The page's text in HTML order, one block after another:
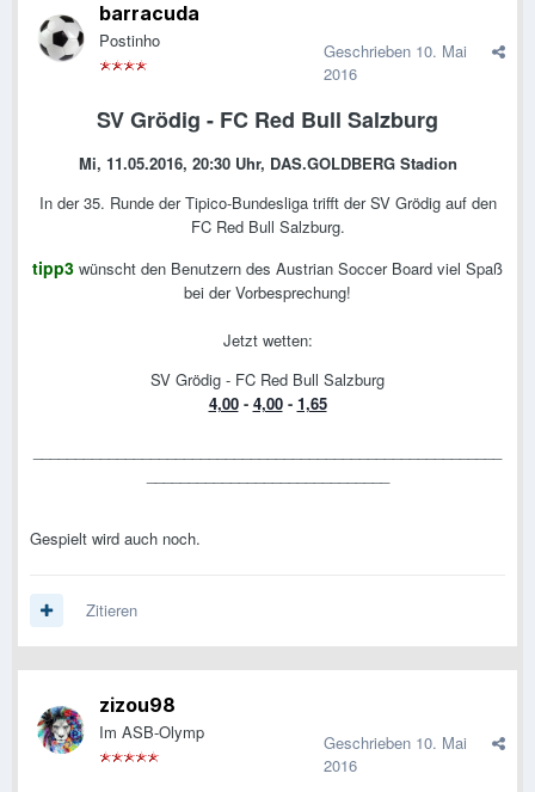
barracuda
Postinho Geschrieben 10. Mai
2016
SV Grödig - FC Red Bull Salzburg
Mi, 11.05.2016, 20:30 Uhr, DAS.GOLDBERG Stadion
In der 35. Runde der Tipico-Bundesliga trifft der SV Grödig auf den
FC Red Bull Salzburg.
tipp3 wünscht den Benutzern des Austrian Soccer Board viel Spaß
bei der Vorbesprechung!
Jetzt wetten:
SV Grödig - FC Red Bull Salzburg
4,00- 4,00- 1,65
Gespielt wird auch noch.
Zitieren
zizou98
Im ASB-Olymp Geschrieben 10. Mai
2016